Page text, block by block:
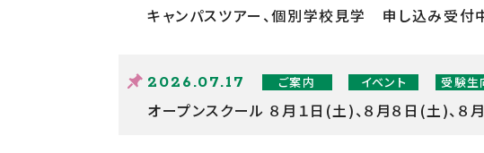
キャンパスツアー、個別学校見学 申し込み受付
2026.07.17 ご案内 イベント 受験生
オープンスクール ８月１日(土)、８月８日(土)、８